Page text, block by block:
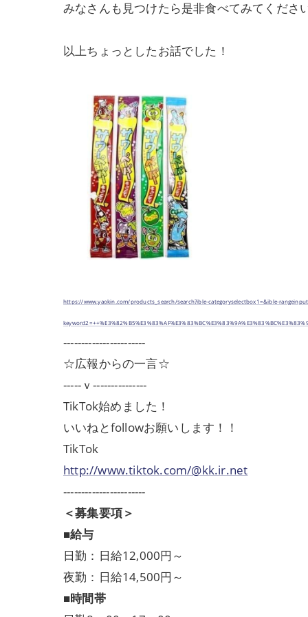
みなさんも見つけたら是非食べてみてくださ
以上ちょっとしたお話でした！
https://www.yaokin.com/products_search/search?ible-categoryselectbox1=&ible-
-----------------------
☆広報からの一言☆
-----ｖ---------------
TikTok始めました！
いいねとfollowお願いします！！
TikTok
http://www.tiktok.com/@kk.ir.net
-----------------------
＜募集要項＞
■給与
日勤：日給12,000円～
夜勤：日給14,500円～
■時間帯